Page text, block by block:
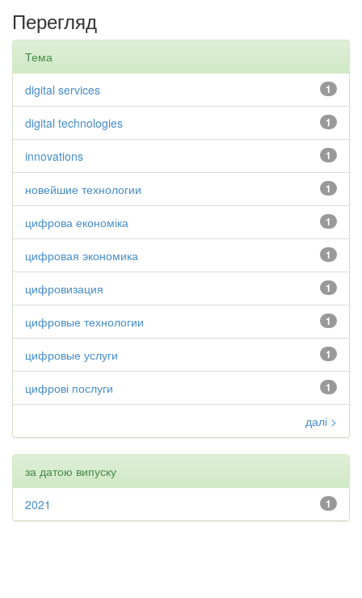
Перегляд
Тема
1
digital services
1
digital technologies
1
innovations
1
новейшие технологии
1
цифрова економіка
1
цифровая экономика
1
цифровизация
1
цифровые технологии
1
цифровые услуги
1
цифрові послуги
далі >
за датою випуску
1
2021